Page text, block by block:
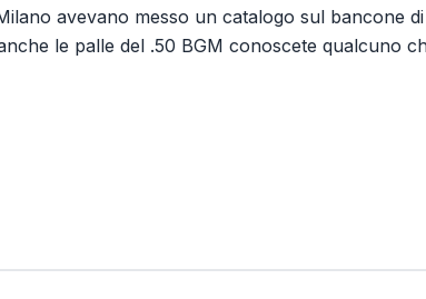
avevano messo un catalogo sul bancone
le palle del .50 BGM conoscete qualcuno